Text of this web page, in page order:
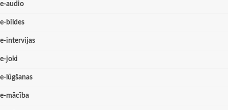
e-audio
e-bildes
e-intervijas
e-joki
e-lūgšanas
e-mācība